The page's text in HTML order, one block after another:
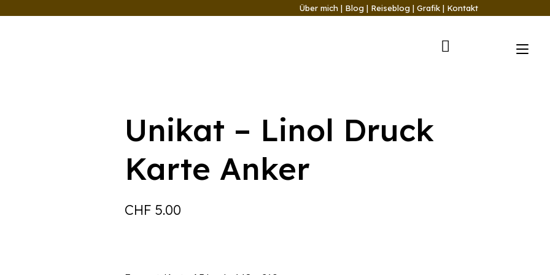
Über mich | Blog | Reiseblog | Grafik | Kontakt
Unikat – Linol Druck
Karte Anker
CHF 5.00